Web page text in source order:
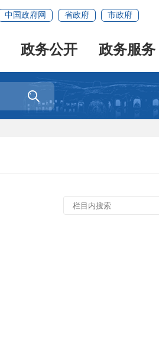
中国政府网 省政府 市政府
政务公开 政务服务
